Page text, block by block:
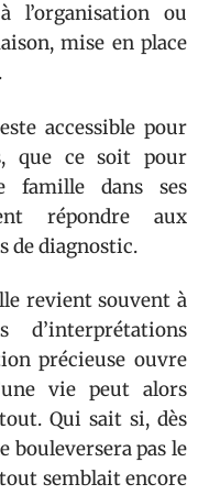
l’organisation ou
mise en place
accessible pour
que ce soit pour
famille dans ses
répondre aux
de diagnostic.
revient souvent à
précieuse ouvre
vie peut alors
Qui sait si, dès
bouleversera pas le
semblait encore